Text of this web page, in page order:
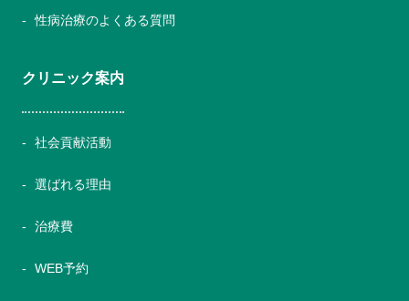
性病治療のよくある質問
クリニック案内
社会貢献活動
選ばれる理由
治療費
WEB予約